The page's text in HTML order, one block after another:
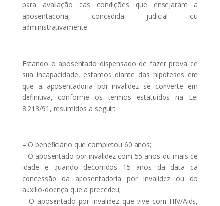
para avaliação das condições que ensejaram a
aposentadoria, concedida judicial ou
administrativamente.
Estando o aposentado dispensado de fazer prova de
sua incapacidade, estamos diante das hipóteses em
que a aposentadoria por invalidez se converte em
definitiva, conforme os termos estatuídos na Lei
8.213/91, resumidos a seguir:
– O beneficiário que completou 60 anos;
– O aposentado por invalidez com 55 anos ou mais de
idade e quando decorridos 15 anos da data da
concessão da aposentadoria por invalidez ou do
auxílio-doença que a precedeu;
– O aposentado por invalidez que vive com HIV/Aids,